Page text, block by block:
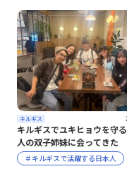
キルギス
キルギスでユキヒョウを守
人の双子姉妹に会ってきた
＃キルギスで活躍する日本人